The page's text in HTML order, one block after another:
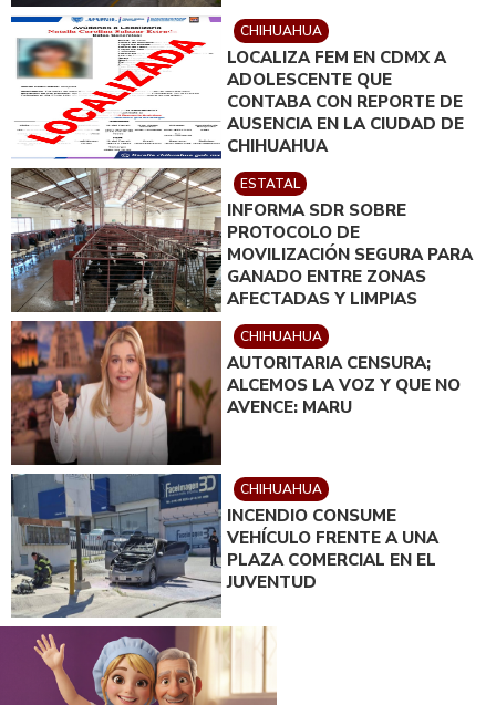
CHIHUAHUA
LOCALIZA FEM EN CDMX A
ADOLESCENTE QUE
CONTABA CON REPORTE DE
AUSENCIA EN LA CIUDAD DE
CHIHUAHUA
ESTATAL
INFORMA SDR SOBRE
PROTOCOLO DE
MOVILIZACIÓN SEGURA PARA
GANADO ENTRE ZONAS
AFECTADAS Y LIMPIAS
CHIHUAHUA
AUTORITARIA CENSURA;
ALCEMOS LA VOZ Y QUE NO
AVENCE: MARU
CHIHUAHUA
INCENDIO CONSUME
VEHÍCULO FRENTE A UNA
PLAZA COMERCIAL EN EL
JUVENTUD